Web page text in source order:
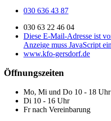
030 636 43 87
030 63 22 46 04
Diese E-Mail-Adresse ist
Anzeige muss JavaScript
www.kfo-gersdorf.de
Öffnungszeiten
Mo, Mi und Do 10 - 18 Uhr
Di 10 - 16 Uhr
Fr nach Vereinbarung